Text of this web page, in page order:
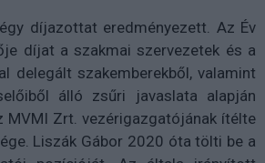
díjazottat eredményezett. Az Év
díjat a szakmai szervezetek és a
delegált szakemberekből, valamint
álló zsűri javaslata alapján
MVMI Zrt. vezérigazgatójának ítélte
Liszák Gábor 2020 óta tölti be a